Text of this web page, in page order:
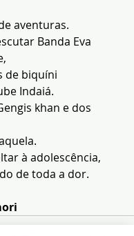
aventuras.
Banda Eva
de biquíni
Indaiá.
khan e dos
à adolescência,
de toda a dor.